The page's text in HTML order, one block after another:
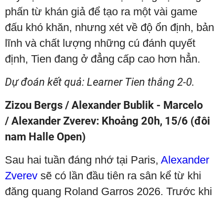
phấn từ khán giả để tạo ra một vài game
đấu khó khăn, nhưng xét về độ ổn định, bản
lĩnh và chất lượng những cú đánh quyết
định, Tien đang ở đẳng cấp cao hơn hẳn.
Dự đoán kết quả: Learner Tien thắng 2-0.
Zizou Bergs / Alexander Bublik - Marcelo
/ Alexander Zverev: Khoảng 20h, 15/6 (đôi
nam Halle Open)
Sau hai tuần đáng nhớ tại Paris, Alexander
Zverev sẽ có lần đầu tiên ra sân kể từ khi
đăng quang Roland Garros 2026. Trước khi